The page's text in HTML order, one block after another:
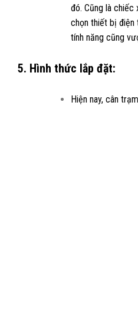
đó. Cũng là chiếc
chọn thiết bị điện
tính năng cũng
5. Hình thức lắp đặt:
Hiện nay, cân